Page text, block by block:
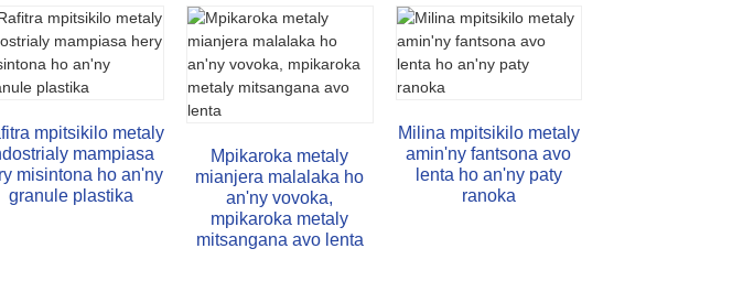
mpitsikilo metaly
mampiasa
misintona ho an'ny
granule plastika
Mpikaroka metaly
mianjera malalaka ho
an'ny vovoka,
mpikaroka metaly
mitsangana avo lenta
Milina mpitsikilo metaly
amin'ny fantsona avo
lenta ho an'ny paty
ranoka